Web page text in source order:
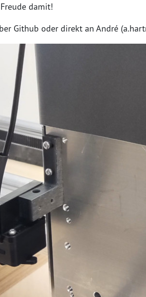
damit!
Github oder direkt an André